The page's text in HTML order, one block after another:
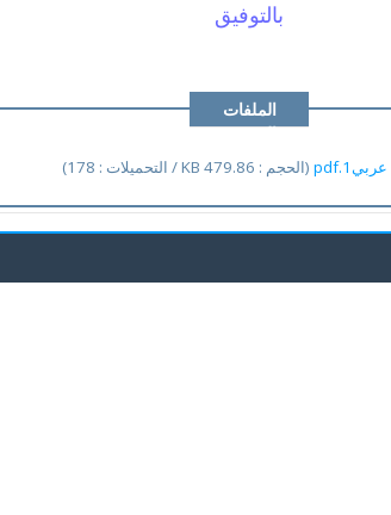
بالتوفيق
الملفات
المرفقة
عربي1.pdf (الحجم : 479.86 KB / التحميلات : 178)